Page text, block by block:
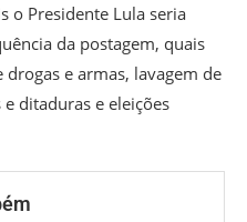
o Presidente Lula seria
da postagem, quais
e armas, lavagem de
ditaduras e eleições